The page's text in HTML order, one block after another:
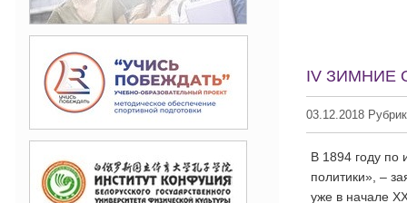
IV ЗИМНИЕ
03.12.2018
В 1894 году по
политики», –
уже в начале